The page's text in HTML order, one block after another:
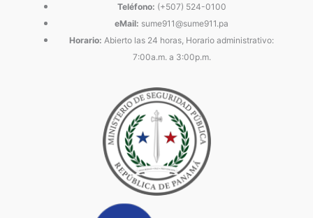
Teléfono: (+507) 524-0100
eMail: sume911@sume911.pa
Horario: Abierto las 24 horas, Horario administrativo:
7:00a.m. a 3:00p.m.